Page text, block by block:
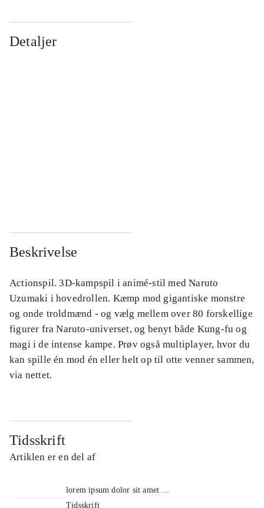
Detaljer
Beskrivelse
Actionspil. 3D-kampspil i animé-stil med Naruto
Uzumaki i hovedrollen. Kæmp mod gigantiske monstre
og onde troldmænd - og vælg mellem over 80 forskellige
figurer fra Naruto-universet, og benyt både Kung-fu og
magi i de intense kampe. Prøv også multiplayer, hvor du
kan spille én mod én eller helt op til otte venner sammen,
via nettet.
Tidsskrift
Artiklen er en del af
lorem ipsum dolor sit amet ...
Tidsskrift